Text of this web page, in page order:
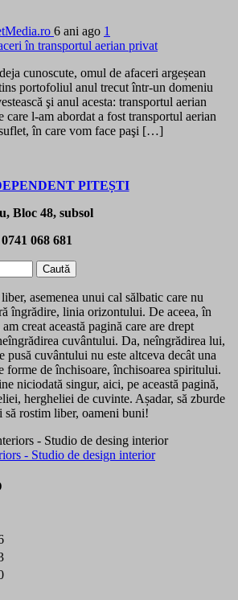
6 ani ago 1
cunoscute, omul de afaceri argeșean
portofoliul anul trecut într-un domeniu
şi anul acesta: transportul aerian
l-am abordat a fost transportul aerian
în care vom face paşi […]
PITEȘTI
Bloc 48, subsol
068 681
asemenea unui cal sălbatic care nu
îngrădire, linia orizontului. De aceea, în
creat această pagină care are drept
cuvântului. Da, neîngrădirea lui,
pusă cuvântului nu este altceva decât una
forme de închisoare, închisoarea spiritului.
niciodată singur, aici, pe această pagină,
hergheliei de cuvinte. Așadar, să zburde
să rostim liber, oameni buni!
- Studio de design interior